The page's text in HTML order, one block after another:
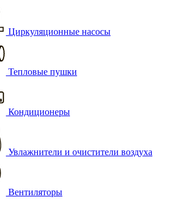
Циркуляционные насосы
Тепловые пушки
Кондиционеры
Увлажнители и очистители воздуха
Вентиляторы